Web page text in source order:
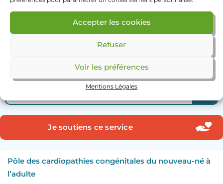
Accepter les cookies
Refuser
Voir les préférences
Mentions Légales
Je soutiens ce service
Pôle des cardiopathies congénitales du nouveau-né à
l’adulte
mailetpcardiocong@ghpsj.fr